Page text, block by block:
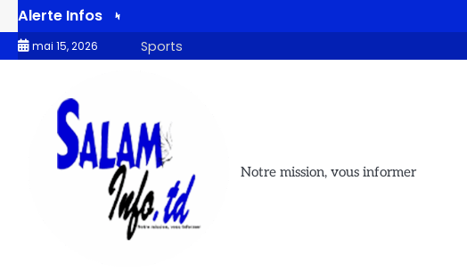
Alerte Infos
‎Le Bureau national du fret terrestre forme ses agents aux outils numériques
mai 15, 2026 Sports
Notre mission, vous informer